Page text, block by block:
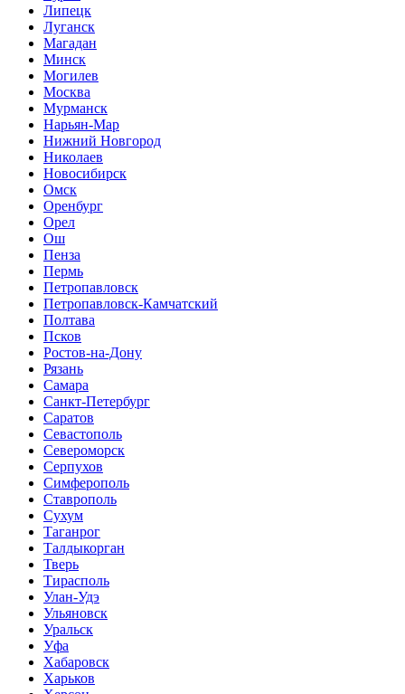
Липецк
Луганск
Магадан
Минск
Могилев
Москва
Мурманск
Нарьян-Мар
Нижний Новгород
Николаев
Новосибирск
Омск
Оренбург
Орел
Ош
Пенза
Пермь
Петропавловск
Петропавловск-Камчатский
Полтава
Псков
Ростов-на-Дону
Рязань
Самара
Санкт-Петербург
Саратов
Севастополь
Североморск
Серпухов
Симферополь
Ставрополь
Сухум
Таганрог
Tалдыкорган
Тверь
Тирасполь
Улан-Удэ
Ульяновск
Уральск
Уфа
Хабаровск
Харьков